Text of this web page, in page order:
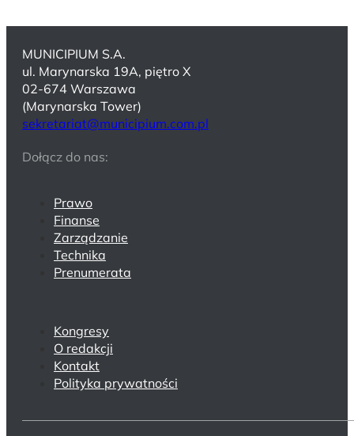
Prawo
Finanse
Zarządzanie
Technika
Prenumerata
Kongresy
O redakcji
Kontakt
Polityka prywatności
MUNICIPIUM S.A.
ul. Marynarska 19A, piętro X
02-674 Warszawa
(Marynarska Tower)
sekretariat@municipium.com.pl
Dołącz do nas: